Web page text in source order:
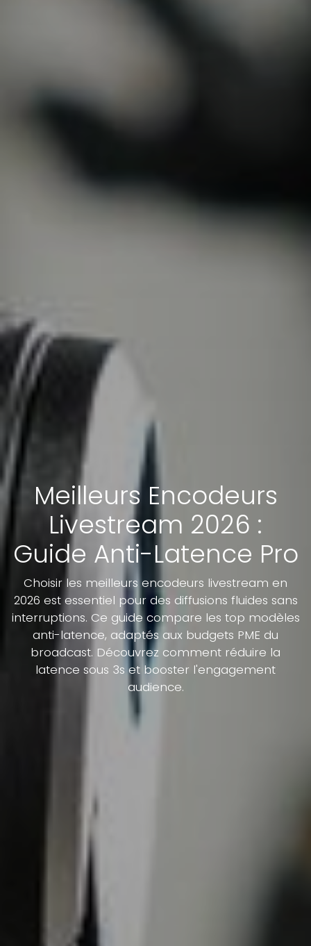
Meilleurs Encodeurs
Livestream 2026 :
Guide Anti-Latence Pro
Choisir les meilleurs encodeurs livestream en
2026 est essentiel pour des diffusions fluides sans
interruptions. Ce guide compare les top modèles
anti-latence, adaptés aux budgets PME du
broadcast. Découvrez comment réduire la
latence sous 3s et booster l'engagement
audience.